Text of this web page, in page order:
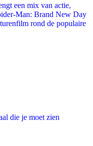
een mix van actie,
Man: Brand New Day
rond de populaire
die je moet zien